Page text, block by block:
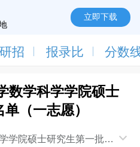
立即下载
研招 报录比 分数
数学科学学院硕士
（一志愿）
学院硕士研究生第一批复